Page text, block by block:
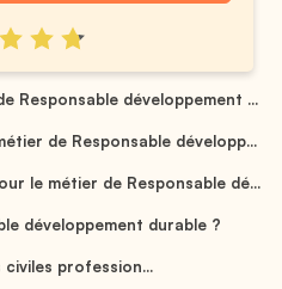
Responsable développement ...
de Responsable développ...
le métier de Responsable dé...
développement durable ?
profession...